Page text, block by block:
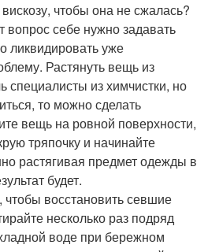
чтобы она не сжалась?
вопрос себе нужно задавать
ликвидировать уже
Растянуть вещь из
специалисты из химчистки, но
то можно сделать
вещь на ровной поверхности,
тряпочку и начинайте
растягивая предмет одежды в
будет.
чтобы восстановить севшие
несколько раз подряд
воде при бережном